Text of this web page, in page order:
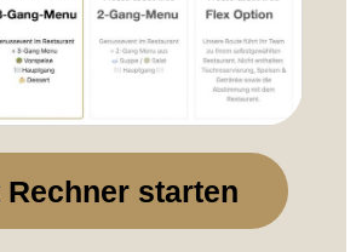
Rechner starten